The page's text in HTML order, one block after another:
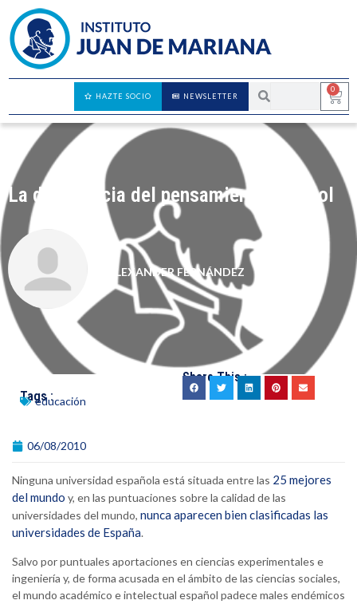
0
NEWSLETTER
HAZTE SOCIO
La decadencia del pensamiento español
ALEXANDER FERNÁNDEZ
Tags :educación
Share This :
06/08/2010
Ninguna universidad española está situada entre las 25 mejores
del mundo y, en las puntuaciones sobre la calidad de las
universidades del mundo, nunca aparecen bien clasificadas las
universidades de España.
Salvo por puntuales aportaciones en ciencias experimentales e
ingeniería y, de forma acusada en el ámbito de las ciencias sociales,
el mundo académico e intelectual español padece males endémicos